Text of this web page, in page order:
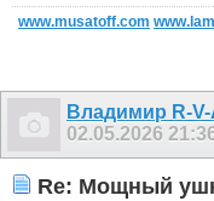
www.musatoff.com
Владимир R-V-
02.05.2026
Re: Мощный